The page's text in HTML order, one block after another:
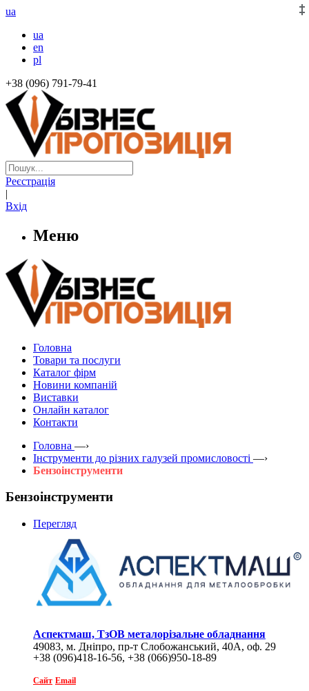
ua
ua
en
pl
+38 (096) 791-79-41
Реєстрація
|
Вхід
Меню
Головна
Товари та послуги
Каталог фірм
Новини компаній
Виставки
Онлайн каталог
Контакти
Головна —›
Інструменти до різних галузей промисловості —›
Бензоінструменти
Бензоінструменти
Перегляд
Аспектмаш, ТзОВ металорізальне обладнання
49083, м. Дніпро, пр-т Слобожанський, 40А, оф. 29
+38 (096)418-16-56, +38 (066)950-18-89
Сайт Email